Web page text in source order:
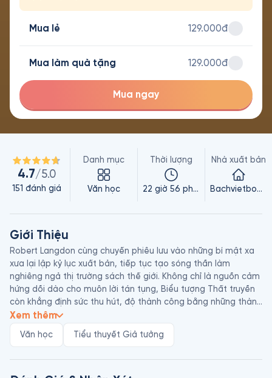
Mua lẻ 129.000đ
Mua làm quà tặng 129.000đ
Mua ngay
4.7/5.0
151 đánh giá
Danh mục
Văn học
Thời lượng
22 giờ 56 phút
Nhà xuất bản
Bachvietbooks
Giới Thiệu
Robert Langdon cùng chuyến phiêu lưu vào những bí mật xa
xưa lại lập kỷ lục xuất bản, tiếp tục tạo sóng thần làm
nghiêng ngả thị trường sách thế giới. Không chỉ là nguồn cảm
hứng dồi dào cho muôn lời tán tụng, Biểu tượng Thất truyền
còn khẳng định sức thu hút, độ thành công bằng những thành
tích ngoạn mục hơn nhiều, chẳng hạn liên tục dẫn đầu bảng
xếp hạng best seller của New York Times từ lúc sách chưa
phát hành cho đến tận hôm nay, luôn được săn đón ráo riết
Xem thêm
Văn học Tiểu thuyết Giả tưởng